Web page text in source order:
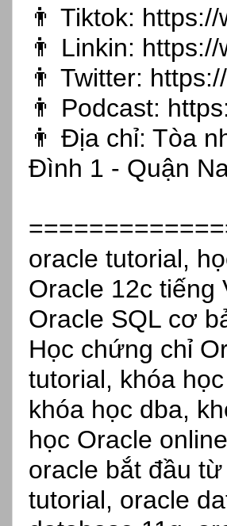
👨 Tiktok: https://
👨 Linkin: https://
👨 Twitter:
👨 Podcast:
👨 Địa chỉ: Tòa
Đình 1 - Quận
oracle tutorial,
Oracle 12c tiếng
Oracle SQL cơ
Học chứng chỉ
tutorial, khóa
khóa học dba,
học Oracle
oracle bắt đầu
tutorial, oracle